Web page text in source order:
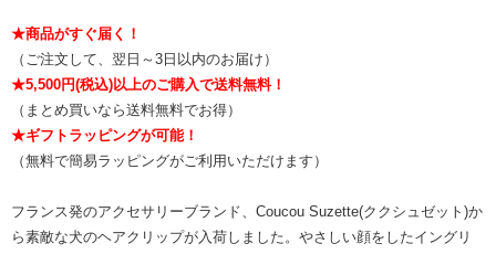
★商品がすぐ届く！
（ご注文して、翌日～3日以内のお届け）
★5,500円(税込)以上のご購入で送料無料！
（まとめ買いなら送料無料でお得）
★ギフトラッピングが可能！
（無料で簡易ラッピングがご利用いただけます）
フランス発のアクセサリーブランド、Coucou Suzette(ククシュゼット)か
ら素敵な犬のヘアクリップが入荷しました。やさしい顔をしたイングリ